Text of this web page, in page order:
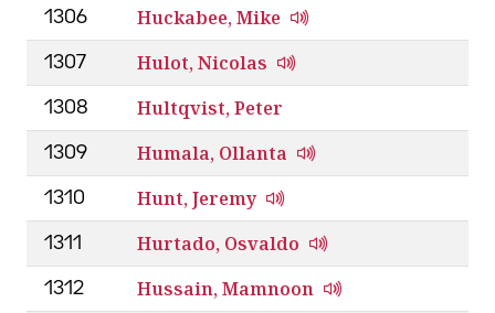
1306 Huckabee, Mike
1307 Hulot, Nicolas
1308 Hultqvist, Peter
1309 Humala, Ollanta
1310 Hunt, Jeremy
1311 Hurtado, Osvaldo
1312 Hussain, Mamnoon